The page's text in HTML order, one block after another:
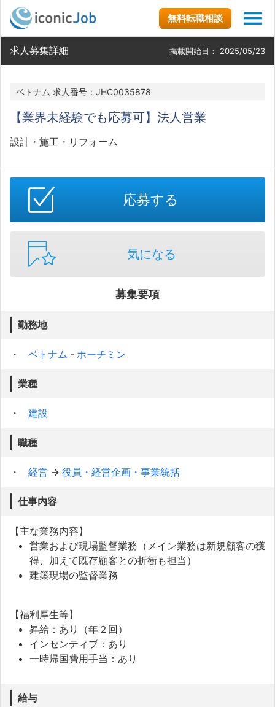
無料転職相談
求人募集詳細 掲載開始日： 2025/05/23
ベトナム 求人番号：JHC0035878
【業界未経験でも応募可】法人営業
設計・施工・リフォーム
応募する
気になる
募集要項
勤務地
ベトナム - ホーチミン
業種
建設
職種
経営 → 役員・経営企画・事業統括
仕事内容
【主な業務内容】
営業および現場監督業務（メイン業務は新規顧客の獲
得、加えて既存顧客との折衝も担当）
建築現場の監督業務
【福利厚生等】
昇給：あり（年２回）
インセンティブ：あり
一時帰国費用手当：あり
給与